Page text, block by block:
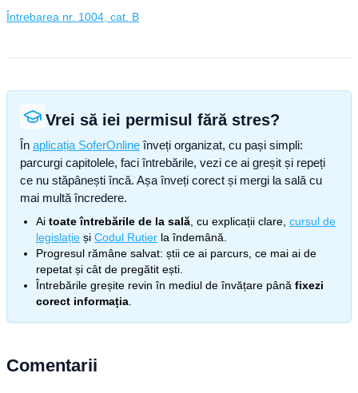
Întrebarea nr. 1004, cat. B
Vrei să iei permisul fără stres?
În aplicația SoferOnline înveți organizat, cu pași simpli:
parcurgi capitolele, faci întrebările, vezi ce ai greșit și repeți
ce nu stăpânești încă. Așa înveți corect și mergi la sală cu
mai multă încredere.
Ai toate întrebările de la sală , cu explicații clare, cursul de
legislație și Codul Rutier la îndemână.
Progresul rămâne salvat: știi ce ai parcurs, ce mai ai de
repetat și cât de pregătit ești.
Întrebările greșite revin în mediul de învățare până fixezi
corect informația
Comentarii